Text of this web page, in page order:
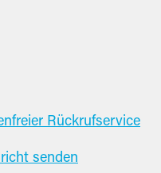
Rückrufservice
senden